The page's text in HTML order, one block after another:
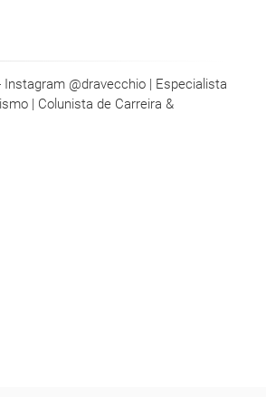
@dravecchio | Especialista
| Colunista de Carreira &